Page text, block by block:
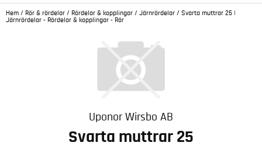
Hem / Rör & rördelar / Rördelar & kopplingar / Järnrördelar / Svarta muttrar 25 |
Järnrördelar - Rördelar & kopplingar - Rör
Uponor Wirsbo AB
Svarta muttrar 25